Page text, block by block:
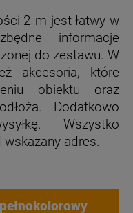
2 m jest łatwy w
informacje
do zestawu. W
akcesoria, które
obiektu oraz
Dodatkowo
Wszystko
adres.